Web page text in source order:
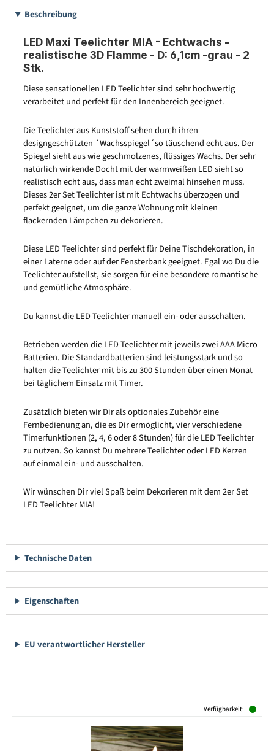
Beschreibung
LED Maxi Teelichter MIA - Echtwachs -
realistische 3D Flamme - D: 6,1cm -grau - 2
Stk.
Diese sensationellen LED Teelichter sind sehr hochwertig
verarbeitet und perfekt für den Innenbereich geeignet.
Die Teelichter aus Kunststoff sehen durch ihren
designgeschützten ´Wachsspiegel´so täuschend echt aus. Der
Spiegel sieht aus wie geschmolzenes, flüssiges Wachs. Der sehr
natürlich wirkende Docht mit der warmweißen LED sieht so
realistisch echt aus, dass man echt zweimal hinsehen muss.
Dieses 2er Set Teelichter ist mit Echtwachs überzogen und
perfekt geeignet, um die ganze Wohnung mit kleinen
flackernden Lämpchen zu dekorieren.
Diese LED Teelichter sind perfekt für Deine Tischdekoration, in
einer Laterne oder auf der Fensterbank geeignet. Egal wo Du die
Teelichter aufstellst, sie sorgen für eine besondere romantische
und gemütliche Atmosphäre.
Du kannst die LED Teelichter manuell ein- oder ausschalten.
Betrieben werden die LED Teelichter mit jeweils zwei AAA Micro
Batterien. Die Standardbatterien sind leistungsstark und so
halten die Teelichter mit bis zu 300 Stunden über einen Monat
bei täglichem Einsatz mit Timer.
Zusätzlich bieten wir Dir als optionales Zubehör eine
Fernbedienung an, die es Dir ermöglicht, vier verschiedene
Timerfunktionen (2, 4, 6 oder 8 Stunden) für die LED Teelichter
zu nutzen. So kannst Du mehrere Teelichter oder LED Kerzen
auf einmal ein- und ausschalten.
Wir wünschen Dir viel Spaß beim Dekorieren mit dem 2er Set
LED Teelichter MIA!
Technische Daten
Eigenschaften
EU verantwortlicher Hersteller
Verfügbarkeit: